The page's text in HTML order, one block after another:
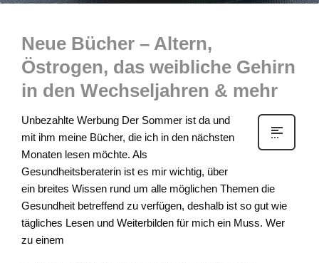
Neue Bücher – Altern,
Östrogen, das weibliche Gehirn
in den Wechseljahren & mehr
Unbezahlte Werbung Der Sommer ist da und
mit ihm meine Bücher, die ich in den nächsten
Monaten lesen möchte. Als
Gesundheitsberaterin ist es mir wichtig, über
ein breites Wissen rund um alle möglichen Themen die
Gesundheit betreffend zu verfügen, deshalb ist so gut wie
tägliches Lesen und Weiterbilden für mich ein Muss. Wer
zu einem